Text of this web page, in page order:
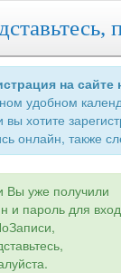
на
удобном
вы хотите
онлайн, также
Вы уже получили
и пароль для